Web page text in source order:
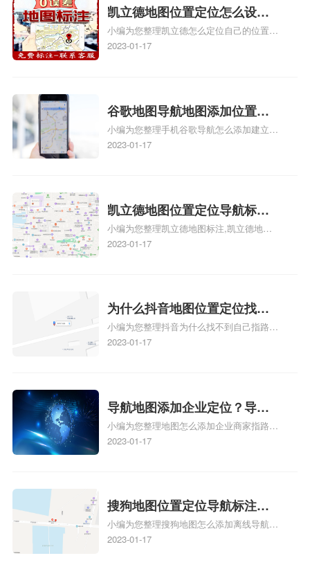
门指路人地图标注服务中心地址标注上地图
怎么弄相关地图标注知识，详情可查看下方
正文！
凯立德地图位置定位怎么设置
自己的指路人地图标注服务中
心名？凯立德地图位置定位怎
小编为您整理凯立德怎么定位自己的位置
啊、手机凯立德地图定位怎么设置往上走、
地图标注服务中心铺招牌相关地图标注知
识，详情可查看下方正文！
2023-01-17
谷歌地图导航地图添加位置？
添加谷歌地图导航位置？
小编为您整理手机谷歌导航怎么添加建立多
人位置、如何在地图，谷歌地图添加公司位
2023-01-17
凯立德地图位置定位导航标
注？凯立德地图位置定位,导航,
标注？
小编为您整理凯立德地图标注,凯立德地图
标注怎么做啊、凯立德地图标注,凯立德地
相关地图标注知识，详情可查看下方正文！
2023-01-17
为什么抖音地图位置定位找不
到了？抖音为什么找不到当前
定位了？
小编为您整理抖音为什么找不到自己指路人
地图标注服务中心铺的位置、地图位置更新
服务中心位置、抖音突然不显示定位了相关
地图标注知识，详情可查看下方正文！
2023-01-17
导航地图添加企业定位？导航
定位企业？
小编为您整理地图怎么添加企业商家指路人
地图标注服务中心铺名称、地图怎么添加企
添加企业、地图如何添加企业相关地图标注
知识，详情可查看下方正文！
2023-01-17
搜狗地图位置定位导航标注？
搜狗地图位置定位,导航,标注？
小编为您整理搜狗地图怎么添加离线导航搜
狗地图离线导航怎么用、搜狗地图导航卫星
2023-01-17